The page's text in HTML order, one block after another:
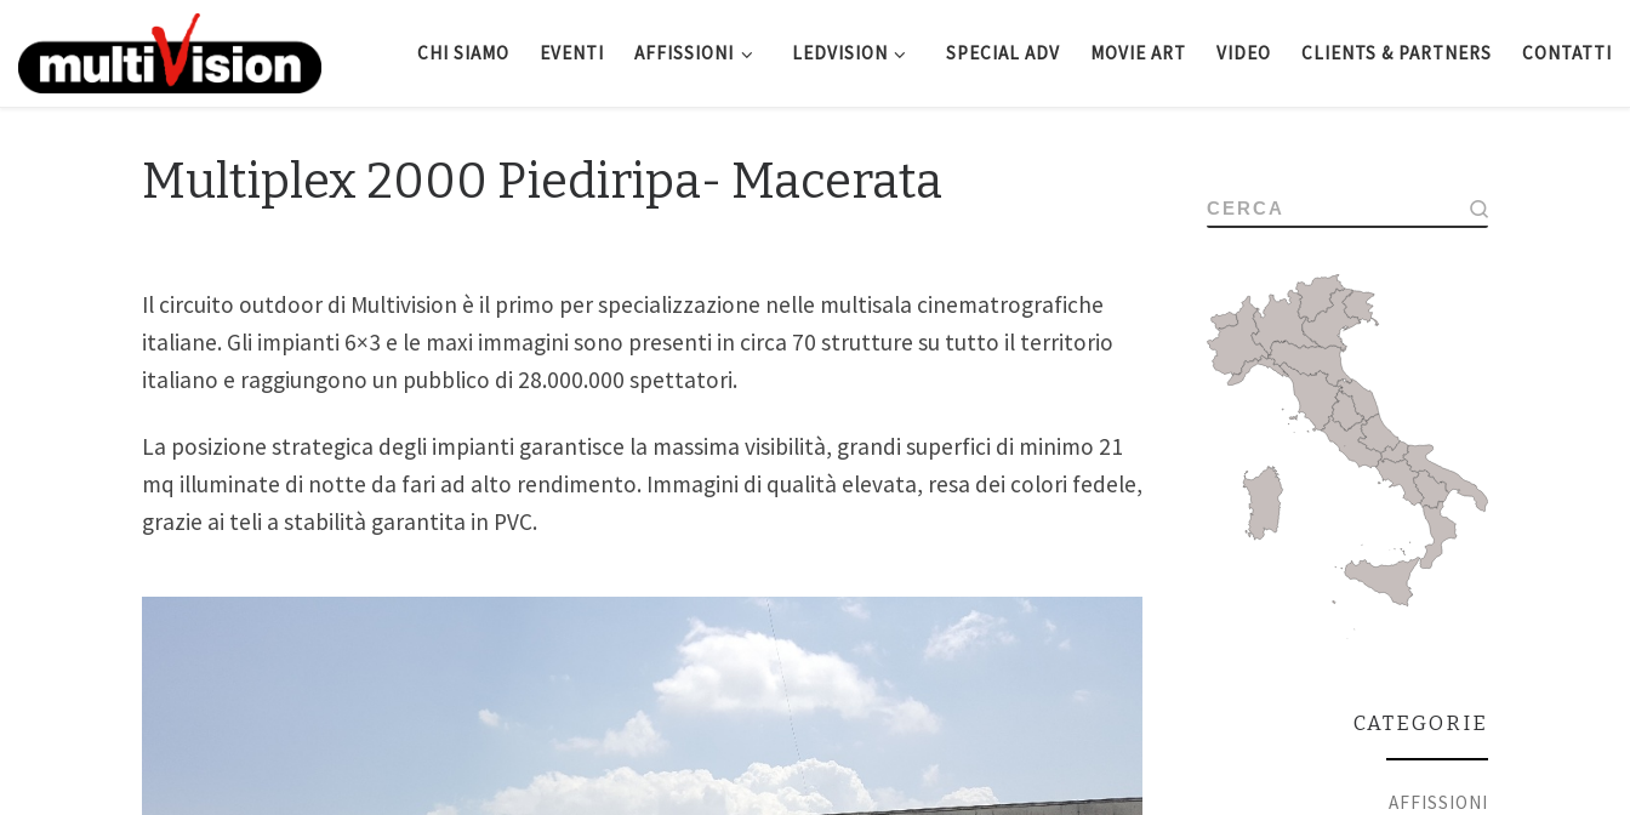
CHI SIAMO EVENTI AFFISSIONI LEDVISION SPECIAL ADV MOVIE ART VIDEO CLIENTS & PARTNERS CONTATTI
Multiplex 2000 Piediripa- Macerata
Il circuito outdoor di Multivision è il primo per specializzazione nelle multisala cinematrografiche
italiane. Gli impianti 6×3 e le maxi immagini sono presenti in circa 70 strutture su tutto il territorio
italiano e raggiungono un pubblico di 28.000.000 spettatori.
La posizione strategica degli impianti garantisce la massima visibilità, grandi superfici di minimo 21
mq illuminate di notte da fari ad alto rendimento. Immagini di qualità elevata, resa dei colori fedele,
grazie ai teli a stabilità garantita in PVC.
CERCA
CATEGORIE
AFFISSIONI